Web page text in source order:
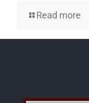
Read more